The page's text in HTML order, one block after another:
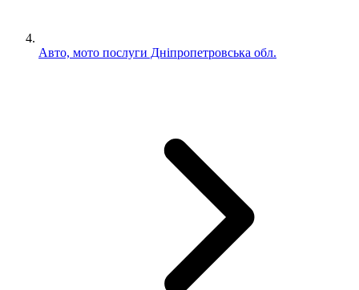
Авто, мото послуги Дніпропетровська обл.